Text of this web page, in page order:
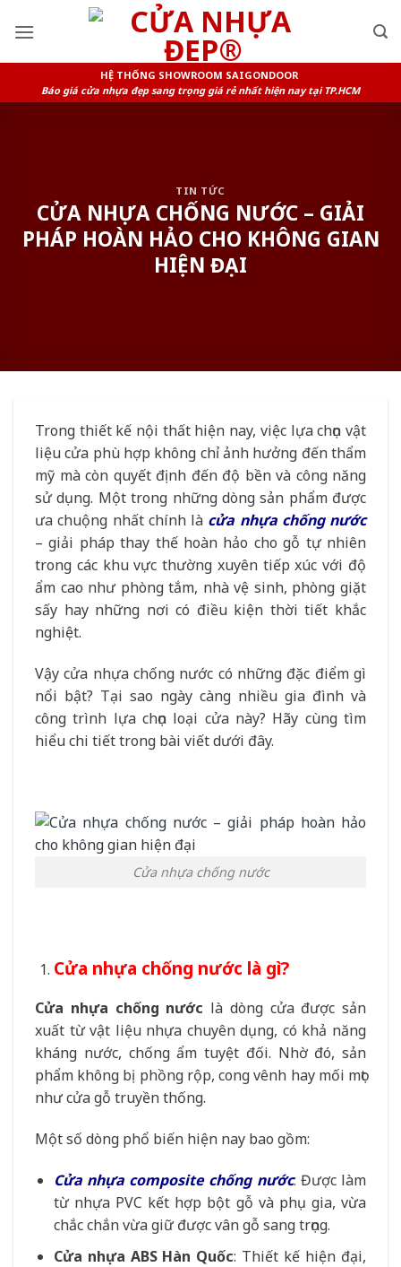
HỆ THỐNG SHOWROOM SAIGONDOOR
Báo giá cửa nhựa đẹp sang trọng giá rẻ nhất hiện nay tại TP.HCM
TIN TỨC
CỬA NHỰA CHỐNG NƯỚC – GIẢI
PHÁP HOÀN HẢO CHO KHÔNG GIAN
HIỆN ĐẠI
Trong thiết kế nội thất hiện nay, việc lựa chọn vật
liệu cửa phù hợp không chỉ ảnh hưởng đến thẩm
mỹ mà còn quyết định đến độ bền và công năng
sử dụng. Một trong những dòng sản phẩm được
ưa chuộng nhất chính là cửa nhựa chống nước
– giải pháp thay thế hoàn hảo cho gỗ tự nhiên
trong các khu vực thường xuyên tiếp xúc với độ
ẩm cao như phòng tắm, nhà vệ sinh, phòng giặt
sấy hay những nơi có điều kiện thời tiết khắc
nghiệt.
Vậy cửa nhựa chống nước có những đặc điểm gì
nổi bật? Tại sao ngày càng nhiều gia đình và
công trình lựa chọn loại cửa này? Hãy cùng tìm
hiểu chi tiết trong bài viết dưới đây.
Cửa nhựa chống nước
Cửa nhựa chống nước là gì?
Cửa nhựa chống nước là dòng cửa được sản
xuất từ vật liệu nhựa chuyên dụng, có khả năng
kháng nước, chống ẩm tuyệt đối. Nhờ đó, sản
phẩm không bị phồng rộp, cong vênh hay mối mọt
như cửa gỗ truyền thống.
Một số dòng phổ biến hiện nay bao gồm:
Cửa nhựa composite chống nước: Được làm
từ nhựa PVC kết hợp bột gỗ và phụ gia, vừa
chắc chắn vừa giữ được vân gỗ sang trọng.
Cửa nhựa ABS Hàn Quốc: Thiết kế hiện đại,